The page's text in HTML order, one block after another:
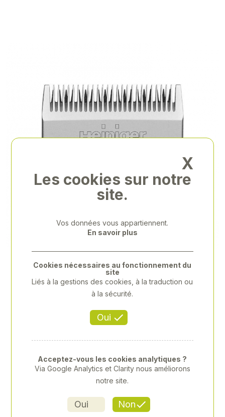
FINITION DE PRÉCISE POUR
ZONES DÉLICATES
X
Les cookies sur notre
site.
Vos données vous appartiennent.
En savoir plus
Oui
Cookies nécessaires au fonctionnement du
site
Liés à la gestions des cookies, à la traduction ou
à la sécurité.
Oui Non
Acceptez-vous les cookies analytiques ?
Via Google Analytics et Clarity nous améliorons
notre site.